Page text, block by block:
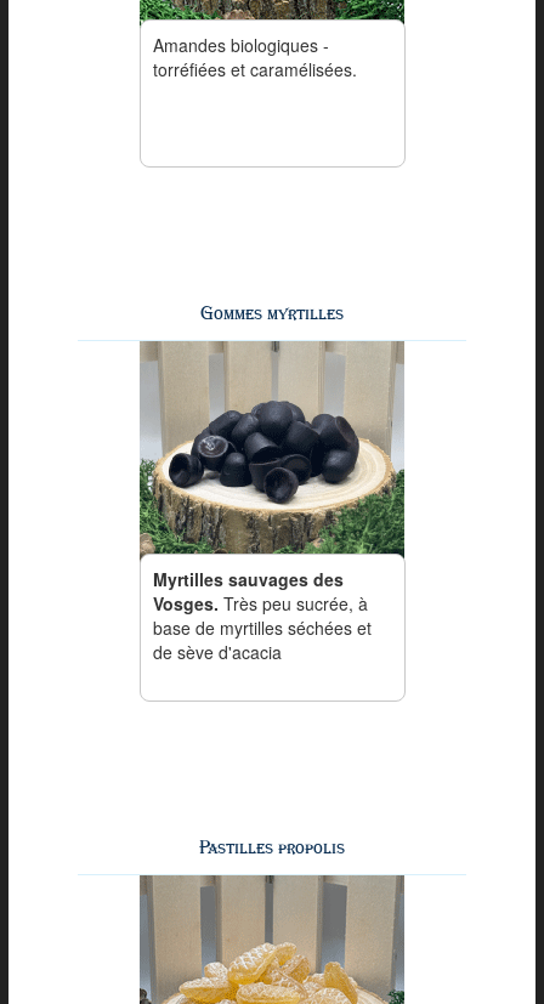
Amandes biologiques -
torréfiées et caramélisées.
Gommes myrtilles
Myrtilles sauvages des
Vosges. Très peu sucrée, à
base de myrtilles séchées et
de sève d'acacia
Pastilles propolis